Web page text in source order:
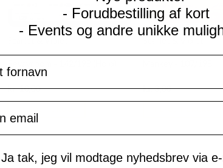
kr.10,00Current
is:
kr.3,00Current
is:
- Forudbestilling af kort
- Events og andre unikke
Ja tak, jeg vil modtage nyhedsbrev via e-